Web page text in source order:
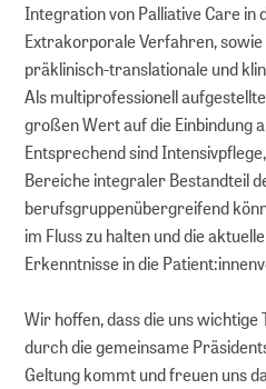
Integration von Palliative Care in
Extrakorporale Verfahren, sowie
präklinisch-translationale und
Als multiprofessionell
großen Wert auf die Einbindung
Entsprechend sind
Bereiche integraler Bestandteil
berufsgruppenübergreifend
im Fluss zu halten und die
Erkenntnisse in die
Wir hoffen, dass die uns wichtige
durch die gemeinsame
Geltung kommt und freuen uns